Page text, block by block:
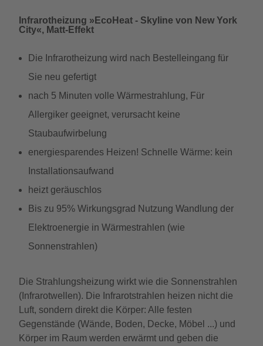
Infrarotheizung »EcoHeat - Skyline von New York
City«, Matt-Effekt
Die Infrarotheizung wird nach Bestelleingang für
Sie neu gefertigt
nach 5 Minuten volle Wärmestrahlung, Für
Allergiker geeignet, verursacht keine
Staubaufwirbelung
energiesparendes Heizen! Schnelle Wärme: kein
Installationsaufwand
heizt geräuschlos
Bis zu 95% Wirkungsgrad Nutzung Wandlung der
Elektroenergie in Wärmestrahlen (wie
Sonnenstrahlen)
Die Strahlungsheizung wirkt wie die Sonnenstrahlen
(Infrarotwellen). Die Infrarotstrahlen heizen nicht die
Luft, sondern direkt die Körper: Alle festen
Gegenstände (Wände, Boden, Decke, Möbel ...) und
Körper im Raum werden erwärmt und geben die